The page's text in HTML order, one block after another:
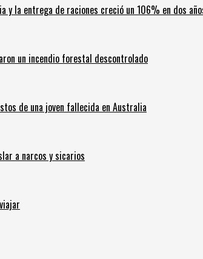
y la entrega de raciones creció un 106% en dos
un incendio forestal descontrolado
de una joven fallecida en Australia
a narcos y sicarios